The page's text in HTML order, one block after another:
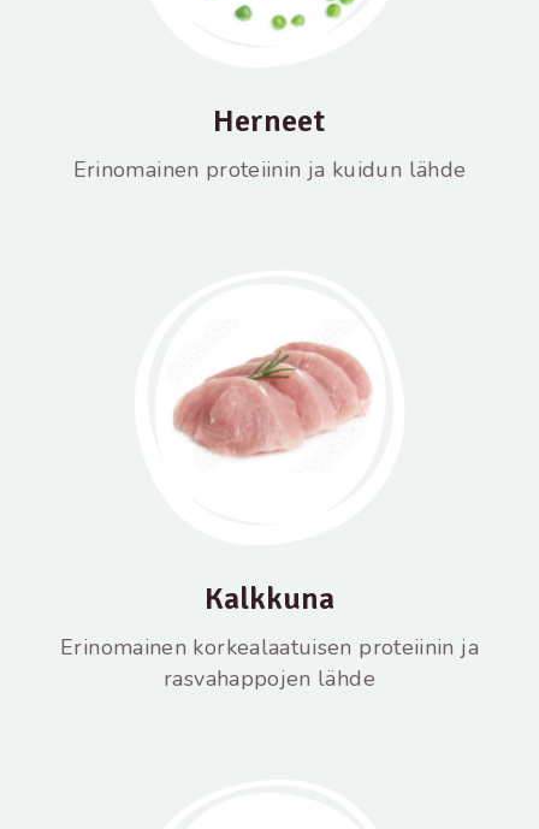
Herneet
Erinomainen proteiinin ja kuidun lähde
Kalkkuna
Erinomainen korkealaatuisen proteiinin ja
rasvahappojen lähde